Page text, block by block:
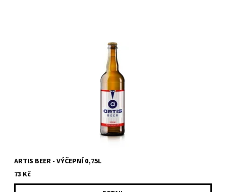
Lehké výčepní pivo českého typu s žateckým chmelem. Pro
všechny, kteří se hýbou a je pro ně příjemná jakákoliv aktivita,...
ARTIS BEER - VÝČEPNÍ 0,75L
73 Kč